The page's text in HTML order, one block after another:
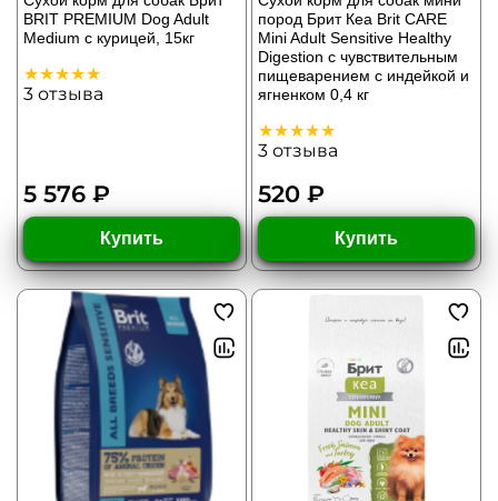
BRIT PREMIUM Dog Adult
Medium с курицей, 15кг
3 отзыва
5 576 ₽
Купить
пород Брит Кеа Brit CARE
Mini Adult Sensitive Healthy
Digestion с чувствительным
пищеварением с индейкой и
ягненком 0,4 кг
3 отзыва
520 ₽
Купить